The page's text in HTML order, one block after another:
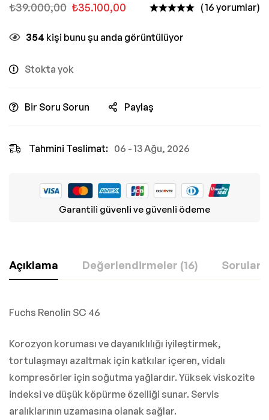
₺39.000,00 ₺35.100,00 ( 16 yorumlar)
354 kişi bunu şu anda görüntülüyor
Stokta yok
Bir Soru Sorun Paylaş
Tahmini Teslimat: 06 - 13 Ağu, 2026
Garantili güvenli ve güvenli ödeme
Açıklama Değerlendirmeler (16) Sorular
Fuchs Renolin SC 46
Korozyon koruması ve dayanıklılığı iyileştirmek,
tortulaşmayı azaltmak için katkılar içeren, vidalı
kompresörler için soğutma yağlardır. Yüksek viskozite
indeksi ve düşük köpürme özelliği sunar. Servis
aralıklarının uzamasına olanak sağlar.